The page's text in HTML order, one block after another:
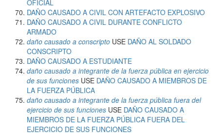
OFICIAL
DAÑO CAUSADO A CIVIL CON ARTEFACTO EXPLOSIVO
DAÑO CAUSADO A CIVIL DURANTE CONFLICTO
ARMADO
daño causado a conscripto USE DAÑO AL SOLDADO
CONSCRIPTO
DAÑO CAUSADO A ESTUDIANTE
daño causado a integrante de la fuerza pública en ejercicio
de sus funciones USE DAÑO CAUSADO A MIEMBROS DE
LA FUERZA PÚBLICA
daño causado a integrante de la fuerza pública fuera del
ejercicio de sus funciones USE DAÑO CAUSADO A
MIEMBROS DE LA FUERZA PÚBLICA FUERA DEL
EJERCICIO DE SUS FUNCIONES